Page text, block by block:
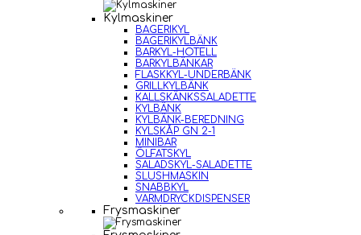
Kylmaskiner
BAGERIKYL
BAGERIKYLBÄNK
BARKYL-HOTELL
BARKYLBÄNKAR
FLASKKYL-UNDERBÄNK
GRILLKYLBÄNK
KALLSKÄNKSSALADETTE
KYLBÄNK
KYLBÄNK-BEREDNING
KYLSKÅP GN 2-1
MINIBAR
ÖLFATSKYL
SALADSKYL-SALADETTE
SLUSHMASKIN
SNABBKYL
VARMDRYCKDISPENSER
Frysmaskiner